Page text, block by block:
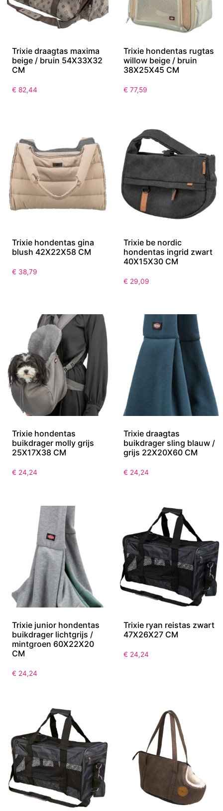
Trixie draagtas maxima
beige / bruin 54X33X32
CM
€ 82,44
Trixie hondentas rugtas
willow beige / bruin
38X25X45 CM
€ 77,59
Trixie hondentas gina
blush 42X22X58 CM
€ 38,79
Trixie be nordic
hondentas ingrid zwart
40X15X30 CM
€ 29,09
Trixie hondentas
buikdrager molly grijs
25X17X38 CM
€ 24,24
Trixie draagtas
buikdrager sling blauw /
grijs 22X20X60 CM
€ 24,24
Trixie junior hondentas
buikdrager lichtgrijs /
mintgroen 60X22X20
CM
€ 24,24
Trixie ryan reistas zwart
47X26X27 CM
€ 24,24